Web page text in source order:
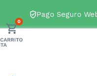
disponibles →
Pago Seguro
0